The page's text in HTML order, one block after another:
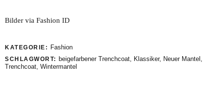
Bilder via Fashion ID
KATEGORIE: Fashion
SCHLAGWORT: beigefarbener Trenchcoat, Klassiker, Neuer Mantel ,
Trenchcoat, Wintermantel